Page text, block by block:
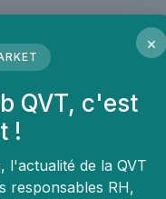
×
QVT, c'est
!
l'actualité de la QVT
responsables RH,